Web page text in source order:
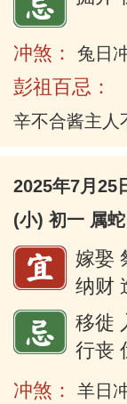
冲煞： 兔日
彭祖百忌：
辛不合酱主人
2025年7月25
(小) 初一 属蛇
嫁娶
纳财
移徙
行丧
冲煞：
羊日